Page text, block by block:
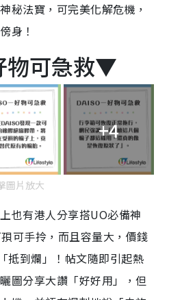
秘法寶，可完美化解危機，
身！
物可急救▼
+4
圖片放大
也有港人分享搭UO必備神
可手拎，而且容量大，價錢
抵到爛」！帖文隨即引起熱
圖分享大讚「好好用」，但